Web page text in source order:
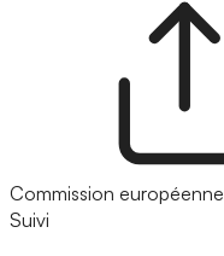
Commission européenne
Suivi